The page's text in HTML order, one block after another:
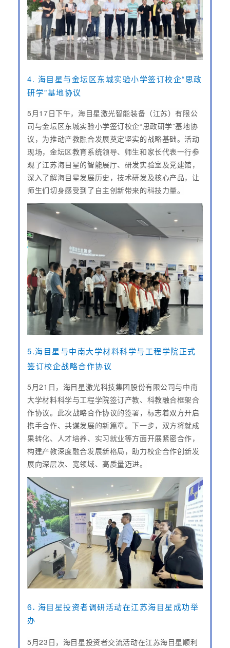
4. 海目星与金坛区东城实验小学签订校企“思政
研学”基地协议
5月17日下午，海目星激光智能装备（江苏）有限公
司与金坛区东城实验小学签订校企“思政研学”基地协
议，为推动产教融合发展奠定坚实的战略基础。活动
现场，金坛区教育系统领导、师生和家长代表一行参
观了江苏海目星的智能展厅、研发实验室及党建馆，
深入了解海目星发展历史，技术研发及核心产品，让
师生们切身感受到了自主创新带来的科技力量。
5.海目星与中南大学材料科学与工程学院正式
签订校企战略合作协议
5月21日，海目星激光科技集团股份有限公司与中南
大学材料科学与工程学院签订产教、科教融合框架合
作协议。此次战略合作协议的签署，标志着双方开启
携手合作、共谋发展的新篇章。下一步，双方将就成
果转化、人才培养、实习就业等方面开展紧密合作，
构建产教深度融合发展新格局，助力校企合作创新发
展向深层次、宽领域、高质量迈进。
6. 海目星投资者调研活动在江苏海目星成功举
办
5月23日，海目星投资者交流活动在江苏海目星顺利